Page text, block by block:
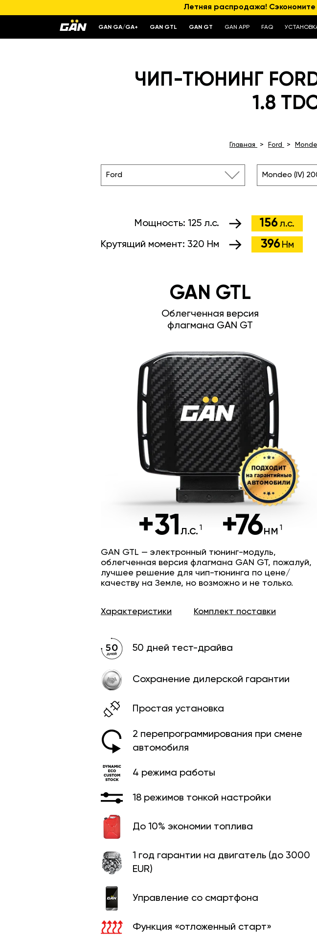
Летняя распродажа!
GAN GA/GA+ GAN GTL GAN GT GAN APP FAQ
ЧИП-ТЮНИНГ FORD
1.8
Главная Ford
Ford Mondeo (IV)
Мощность: 125 л.с. 156 л.с.
Крутящий момент: 320 Нм 396 Нм
GAN GTL
Облегченная версия
флагмана GAN GT
+31л.с. +76нм
GAN GTL — электронный тюнинг-модуль,
облегченная версия флагмана GAN GT, пожалуй,
лучшее решение для чип-тюнинга по цене/
качеству на Земле, но возможно и не только.
Характеристики Комплект поставки
50 дней тест-драйва
Сохранение дилерской гарантии
Простая установка
2 перепрограммирования при смене
автомобиля
4 режима работы
18 режимов тонкой настройки
До 10% экономии топлива
1 год гарантии на двигатель (до 3000
EUR)
Управление со смартфона
Функция «отложенный старт»